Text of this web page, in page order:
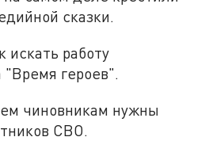
сказки.
искать работу
"Время героев".
чиновникам нужны
СВО.